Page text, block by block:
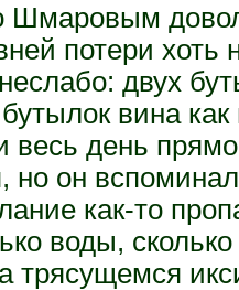
Шмаровым
потери хоть
двух
бутылок вина
весь день
но он
как-то
воды,
трясущемся